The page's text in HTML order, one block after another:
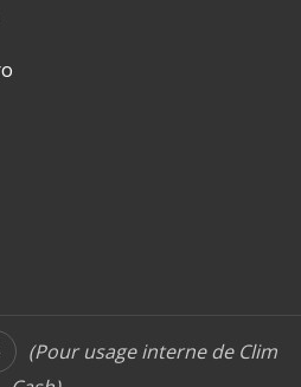
(Pour usage interne de Clim